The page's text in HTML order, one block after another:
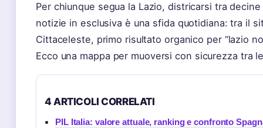
Per chiunque segua la Lazio, districarsi tra
notizie in esclusiva è una sfida quotidiana: tra il
Cittaceleste, primo risultato organico per “lazio
Ecco una mappa per muoversi con sicurezza tra
4 ARTICOLI CORRELATI
PIL Italia: valore attuale, ranking e confronto